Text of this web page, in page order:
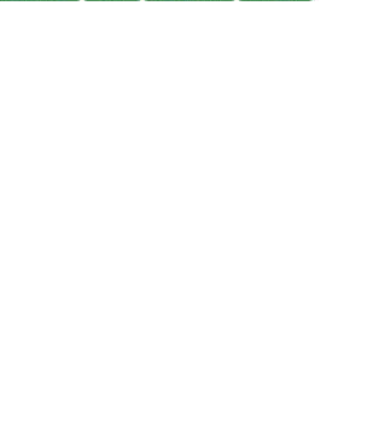
門就可以看見時時有鯨群出沒的太平